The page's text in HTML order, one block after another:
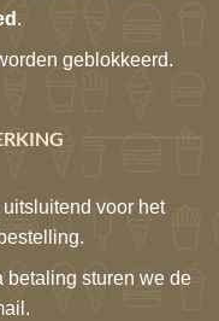
.
geblokkeerd.
voor het
betaling sturen we de